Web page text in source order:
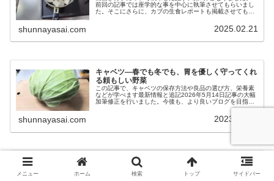
前回の記事では座学的な事を中心に執筆させてもらいまし
た。そこにさらに、カブの生食レポートも掲載させてもら
shunnayasai.com 2025.02.21
キャベツ―春でも冬でも、胃を優しく守ってくれ
る頼もしい野菜
この記事で、キャベツの保存方法や良品の選び方、栄養素
などが学べます最新情報と追記2026年5月14日記事の大幅
加筆修正を行いました。今後も、より良いブログを目指し
て更新し続けます。簡単な説明キャベツとはキャベツって
shunnayasai.com 2023.02.24
コールラビ―ほのかな甘み、なのに濃厚な味で、
皮まで食べられます
メニュー ホーム 検索 トップ サイドバー